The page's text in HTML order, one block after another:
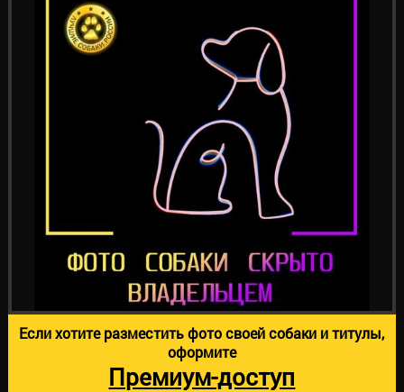
Если хотите разместить фото своей собаки и титулы,
оформите
Премиум-доступ